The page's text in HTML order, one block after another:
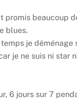
promis beaucoup
blues.
je déménage
je ne suis ni star
6 jours sur 7